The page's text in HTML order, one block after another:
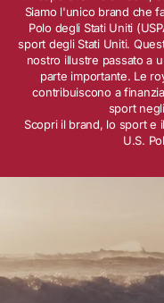
Siamo l'unico brand che
Polo degli Stati Uniti
sport degli Stati Uniti.
nostro illustre passato a
parte importante. Le
contribuiscono a
sport
Scopri il brand, lo sport e
U.S.